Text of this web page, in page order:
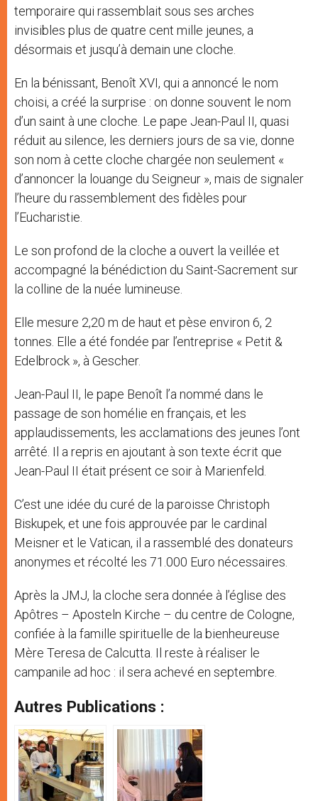
temporaire qui rassemblait sous ses arches
invisibles plus de quatre cent mille jeunes, a
désormais et jusqu’à demain une cloche.
En la bénissant, Benoît XVI, qui a annoncé le nom
choisi, a créé la surprise : on donne souvent le nom
d’un saint à une cloche. Le pape Jean-Paul II, quasi
réduit au silence, les derniers jours de sa vie, donne
son nom à cette cloche chargée non seulement «
d’annoncer la louange du Seigneur », mais de signaler
l’heure du rassemblement des fidèles pour
l’Eucharistie.
Le son profond de la cloche a ouvert la veillée et
accompagné la bénédiction du Saint-Sacrement sur
la colline de la nuée lumineuse.
Elle mesure 2,20 m de haut et pèse environ 6, 2
tonnes. Elle a été fondée par l’entreprise « Petit &
Edelbrock », à Gescher.
Jean-Paul II, le pape Benoît l’a nommé dans le
passage de son homélie en français, et les
applaudissements, les acclamations des jeunes l’ont
arrêté. Il a repris en ajoutant à son texte écrit que
Jean-Paul II était présent ce soir à Marienfeld.
C’est une idée du curé de la paroisse Christoph
Biskupek, et une fois approuvée par le cardinal
Meisner et le Vatican, il a rassemblé des donateurs
anonymes et récolté les 71.000 Euro nécessaires.
Après la JMJ, la cloche sera donnée à l’église des
Apôtres – Aposteln Kirche – du centre de Cologne,
confiée à la famille spirituelle de la bienheureuse
Mère Teresa de Calcutta. Il reste à réaliser le
campanile ad hoc : il sera achevé en septembre.
Autres Publications :